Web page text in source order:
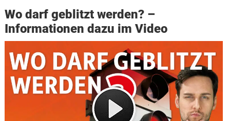
Wo darf geblitzt werden? –
Informationen dazu im Video